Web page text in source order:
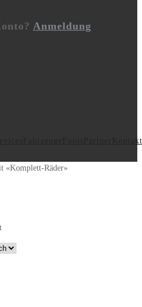
Anmeldung
Kontakt
«Komplett-Räder»